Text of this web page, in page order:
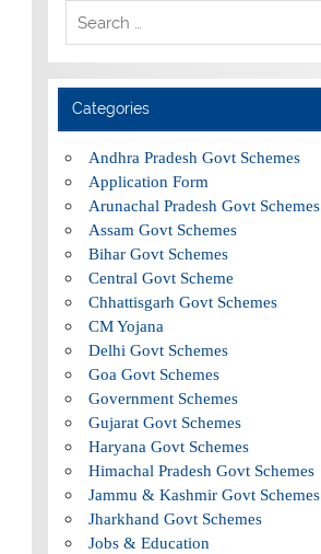
Categories
Andhra Pradesh Govt Schemes
Application Form
Arunachal Pradesh Govt Schemes
Assam Govt Schemes
Bihar Govt Schemes
Central Govt Scheme
Chhattisgarh Govt Schemes
CM Yojana
Delhi Govt Schemes
Goa Govt Schemes
Government Schemes
Gujarat Govt Schemes
Haryana Govt Schemes
Himachal Pradesh Govt Schemes
Jammu & Kashmir Govt Schemes
Jharkhand Govt Schemes
Jobs & Education